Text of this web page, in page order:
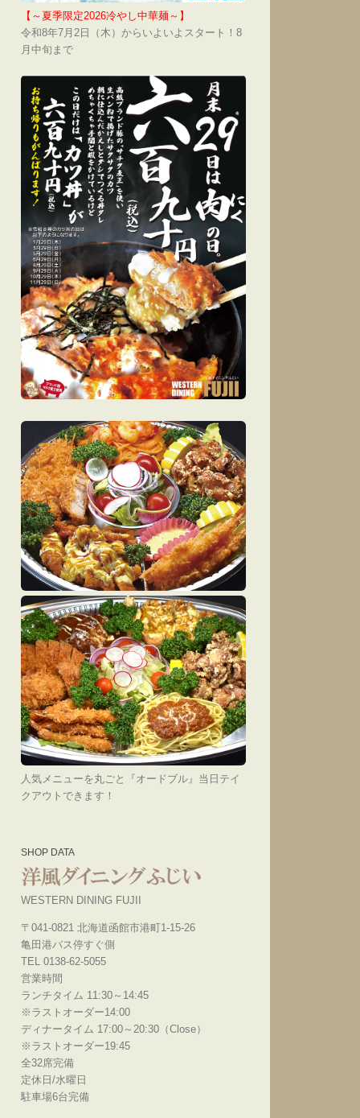
【～夏季限定2026冷やし中華麺～】
令和8年7月2日（木）からいよいよスタート！8
月中旬まで
人気メニューを丸ごと『オードブル』当日テイ
クアウトできます！
SHOP DATA
WESTERN DINING FUJII
〒041-0821 北海道函館市港町1-15-26
亀田港バス停すぐ側
TEL 0138-62-5055
営業時間
ランチタイム 11:30～14:45
※ラストオーダー14:00
ディナータイム 17:00～20:30（Close）
※ラストオーダー19:45
全32席完備
定休日/水曜日
駐車場6台完備